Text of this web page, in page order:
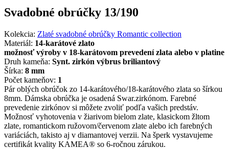
Svadobné obrúčky 13/190
Kolekcia: Zlaté svadobné obrúčky Romantic collection
Materiál: 14-karátové zlato
možnosť výroby v 18-karátovom prevedení zlata alebo v platine
Druh kameňa: Synt. zirkón výbrus briliantový
Šírka: 8 mm
Počet kameňov: 1
Pár oblých obrúčok zo 14-karátového/18-karátového zlata so šírkou
8mm. Dámska obrúčka je osadená Swar.zirkónom. Farebné
prevedenie zirkónov si môžete zvoliť podľa vašich predstáv.
Možnosť vyhotovenia v žiarivom bielom zlate, klasickom žltom
zlate, romantickom ružovom/červenom zlate alebo ich farebných
variáciách, takisto aj v diamantovej verzii. Na šperk vystavujeme
certifikát kvality KAMEA® so 6-ročnou zárukou.